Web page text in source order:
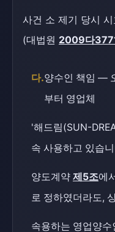
사건 소 제기 당시
(대법원 2009다
다.양수인 책임 —
부터 영업체
'해드림(SUN-
속 사용하고 있습
양도계약 제5조에
로 정하였더라도,
속용하는 영업양